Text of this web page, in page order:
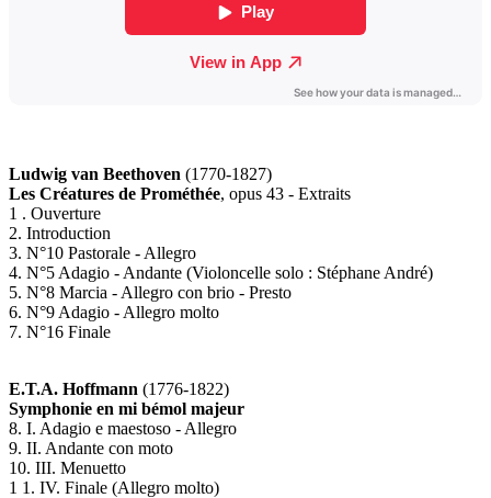
Ludwig van Beethoven (1770-1827)
Les Créatures de Prométhée, opus 43 - Extraits
1 . Ouverture
2. Introduction
3. N°10 Pastorale - Allegro
4. N°5 Adagio - Andante (Violoncelle solo : Stéphane André)
5. N°8 Marcia - Allegro con brio - Presto
6. N°9 Adagio - Allegro molto
7. N°16 Finale
E.T.A. Hoffmann (1776-1822)
Symphonie en mi bémol majeur
8. I. Adagio e maestoso - Allegro
9. II. Andante con moto
10. III. Menuetto
1 1. IV. Finale (Allegro molto)